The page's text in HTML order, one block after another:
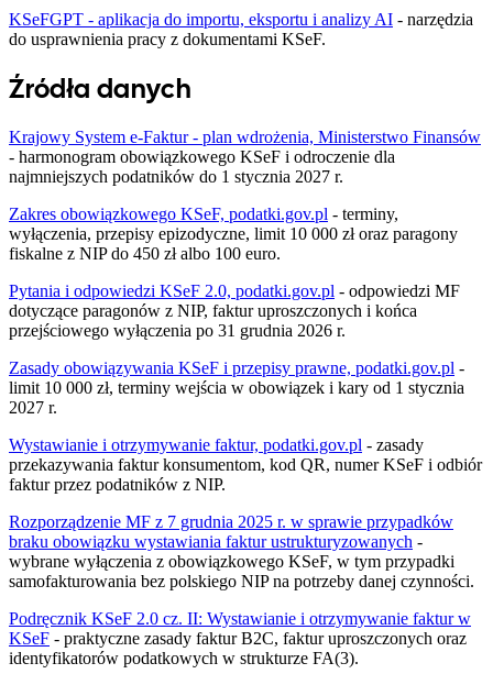
KSeFGPT - aplikacja do importu, eksportu i analizy AI - narzędzia
do usprawnienia pracy z dokumentami KSeF.
Źródła danych
Krajowy System e-Faktur - plan wdrożenia, Ministerstwo Finansów
- harmonogram obowiązkowego KSeF i odroczenie dla
najmniejszych podatników do 1 stycznia 2027 r.
Zakres obowiązkowego KSeF, podatki.gov.pl - terminy,
wyłączenia, przepisy epizodyczne, limit 10 000 zł oraz paragony
fiskalne z NIP do 450 zł albo 100 euro.
Pytania i odpowiedzi KSeF 2.0, podatki.gov.pl - odpowiedzi MF
dotyczące paragonów z NIP, faktur uproszczonych i końca
przejściowego wyłączenia po 31 grudnia 2026 r.
Zasady obowiązywania KSeF i przepisy prawne, podatki.gov.pl -
limit 10 000 zł, terminy wejścia w obowiązek i kary od 1 stycznia
2027 r.
Wystawianie i otrzymywanie faktur, podatki.gov.pl - zasady
przekazywania faktur konsumentom, kod QR, numer KSeF i odbiór
faktur przez podatników z NIP.
Rozporządzenie MF z 7 grudnia 2025 r. w sprawie przypadków
braku obowiązku wystawiania faktur ustrukturyzowanych -
wybrane wyłączenia z obowiązkowego KSeF, w tym przypadki
samofakturowania bez polskiego NIP na potrzeby danej czynności.
Podręcznik KSeF 2.0 cz. II: Wystawianie i otrzymywanie faktur w
KSeF - praktyczne zasady faktur B2C, faktur uproszczonych oraz
identyfikatorów podatkowych w strukturze FA(3).